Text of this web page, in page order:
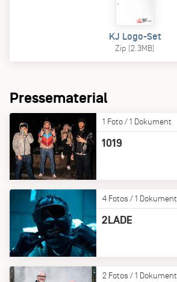
KJ Logo-Set
Zip (2.3MB)
Pressematerial
1 Foto / 1 Dokument
1019
4 Fotos / 1 Dokument
2LADE
2 Fotos / 1 Dokument